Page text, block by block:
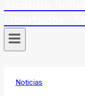
Noticias